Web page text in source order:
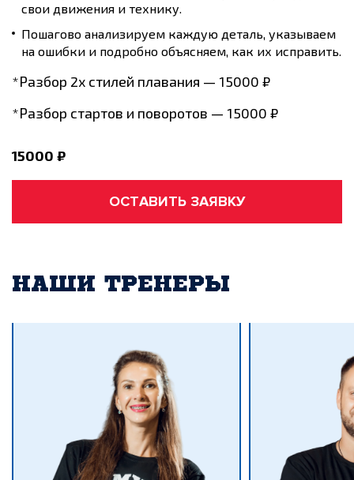
свои движения и технику.
Пошагово анализируем каждую деталь, указываем
на ошибки и подробно объясняем, как их исправить.
*Разбор 2х стилей плавания — 15000 ₽
*Разбор стартов и поворотов — 15000 ₽
15000 ₽
ОСТАВИТЬ ЗАЯВКУ
НАШИ ТРЕНЕРЫ